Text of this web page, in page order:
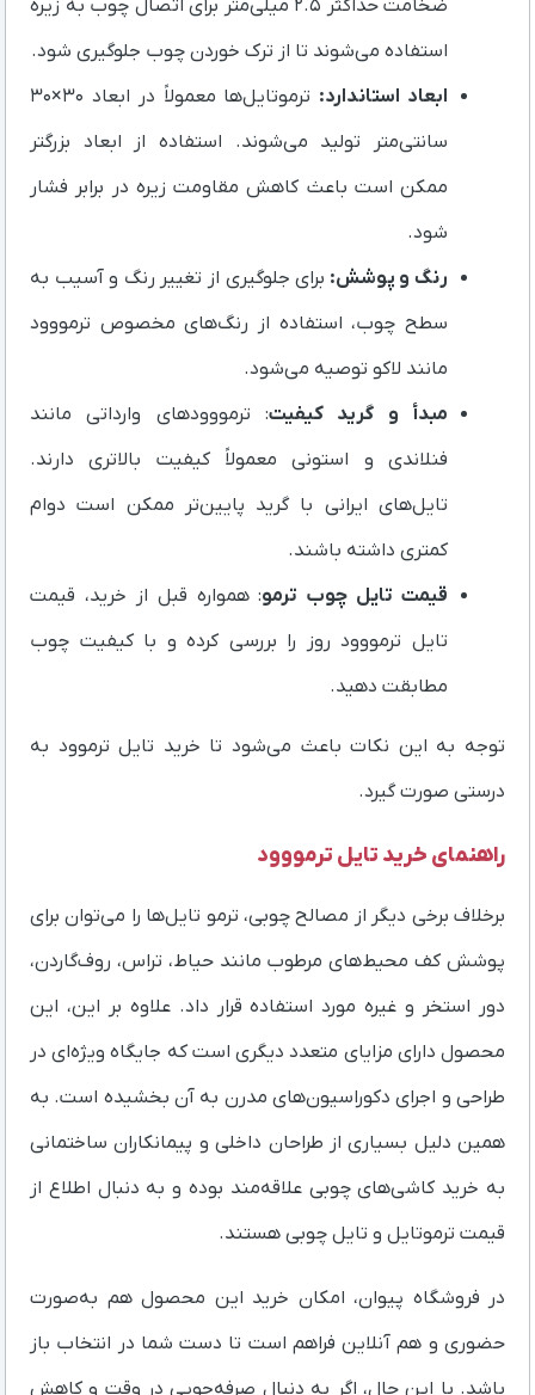
ضخامت حداکثر ۲.۵ میلی‌متر برای اتصال چوب به زیره
استفاده می‌شوند تا از ترک خوردن چوب جلوگیری شود.
ابعاد استاندارد:
ترموتایل‌ها معمولاً در ابعاد ۳۰×۳۰
سانتی‌متر تولید می‌شوند. استفاده از ابعاد بزرگتر
ممکن است باعث کاهش مقاومت زیره در برابر فشار
شود.
رنگ و پوشش: برای جلوگیری از تغییر رنگ و آسیب به
سطح چوب، استفاده از رنگ‌های مخصوص ترمووود
مانند لاکو توصیه می‌شود.
مبدأ و گرید کیفیت: ترمووودهای وارداتی مانند
فنلاندی و استونی معمولاً کیفیت بالاتری دارند.
تایل‌های ایرانی با گرید پایین‌تر ممکن است دوام
کمتری داشته باشند.
قیمت تایل چوب ترمو: همواره قبل از خرید، قیمت
تایل ترمووود روز را بررسی کرده و با کیفیت چوب
مطابقت دهید.
توجه به این نکات باعث می‌شود تا خرید تایل ترموود به
درستی صورت گیرد.
راهنمای خرید تایل ترمووود
برخلاف برخی دیگر از مصالح چوبی، ترمو تایل‌ها را می‌توان برای
پوشش کف محیط‌های مرطوب مانند حیاط، تراس، روف‌گاردن،
دور استخر و غیره مورد استفاده قرار داد. علاوه بر این، این
محصول دارای مزایای متعدد دیگری است که جایگاه ویژه‌ای در
طراحی و اجرای دکوراسیون‌های مدرن به آن بخشیده است. به
همین دلیل بسیاری از طراحان داخلی و پیمانکاران ساختمانی
به خرید کاشی‌های چوبی علاقه‌مند بوده و به دنبال اطلاع از
قیمت ترموتایل و تایل چوبی هستند.
در فروشگاه پیوان، امکان خرید این محصول هم به‌صورت
حضوری و هم آنلاین فراهم است تا دست شما در انتخاب باز
باشد. با این حال، اگر به دنبال صرفه‌جویی در وقت و کاهش